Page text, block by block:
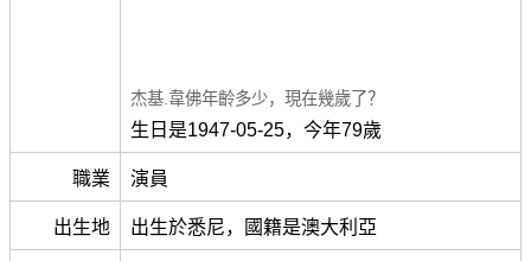
杰基.韋佛年齡多少，現在幾歲了？
生日是1947-05-25，今年79歲
職業 演員
出生地 出生於悉尼，國籍是澳大利亞